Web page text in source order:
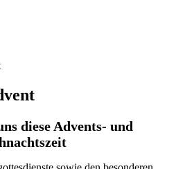
diese Advents- und